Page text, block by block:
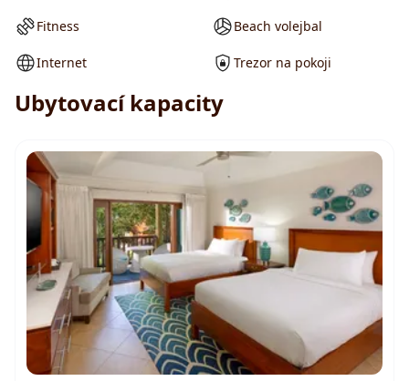
Fitness
Internet
Beach volejbal
Trezor na pokoji
Ubytovací kapacity